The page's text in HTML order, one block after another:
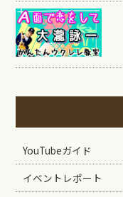
YouTubeガイド
イベントレポート